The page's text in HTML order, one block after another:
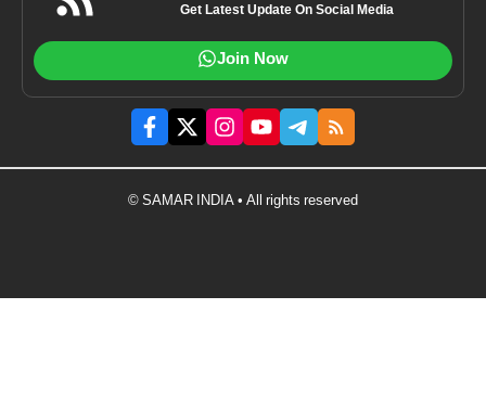
Get Latest Update On Social Media
Join Now
© SAMAR INDIA • All rights reserved